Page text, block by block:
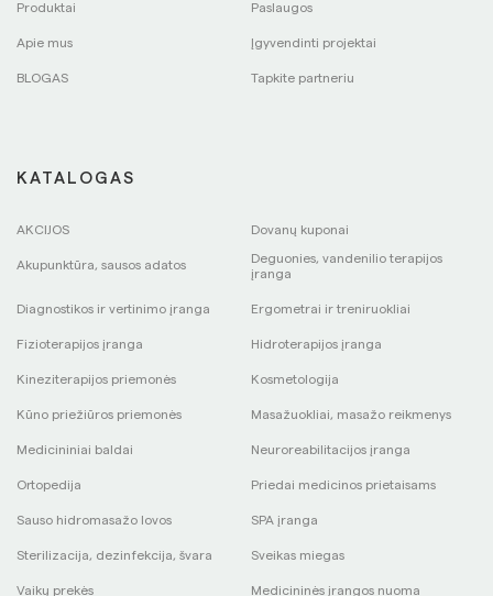
Produktai Paslaugos
Apie mus Įgyvendinti projektai
BLOGAS Tapkite partneriu
KATALOGAS
AKCIJOS Dovanų kuponai
Akupunktūra, sausos adatos
Deguonies, vandenilio terapijos
įranga
Diagnostikos ir vertinimo įranga Ergometrai ir treniruokliai
Fizioterapijos įranga Hidroterapijos įranga
Kineziterapijos priemonės Kosmetologija
Kūno priežiūros priemonės Masažuokliai, masažo reikmenys
Medicininiai baldai Neuroreabilitacijos įranga
Ortopedija Priedai medicinos prietaisams
Sauso hidromasažo lovos SPA įranga
Sterilizacija, dezinfekcija, švara Sveikas miegas
Vaikų prekės Medicininės įrangos nuoma